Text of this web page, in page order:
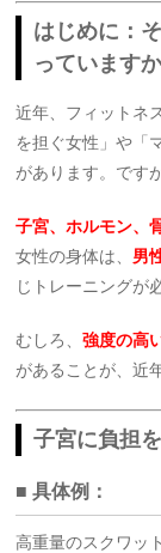
はじめに：
っています
近年、フィットネ
を担ぐ女性」や「
があります。で
子宮、ホルモン、
女性の身体は、 男
じトレーニングが
むしろ、強度の高
があることが、近
子宮に負担
■ 具体例：
高重量のスクワッ